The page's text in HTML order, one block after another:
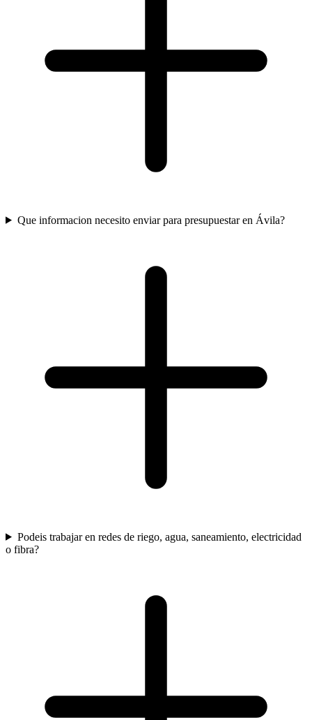
Que informacion necesito enviar para presupuestar en Ávila?
Podeis trabajar en redes de riego, agua, saneamiento, electricidad
o fibra?